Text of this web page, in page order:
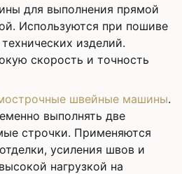
для выполнения прямой
Используются при пошиве
изделий.
скорость и точность
швейные машины.
выполнять две
строчки. Применяются
усиления швов и
нагрузкой на